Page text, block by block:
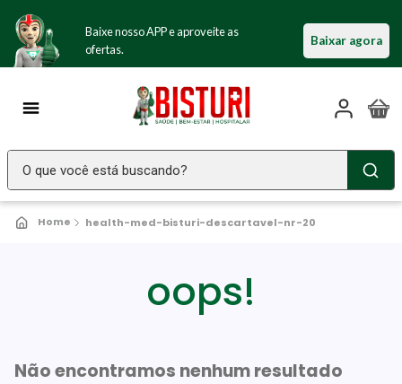
Baixe nosso APP e aproveite as
ofertas.
Baixar agora
O que você está buscando?
health-med-bisturi-descartavel-nr-20
oops!
Não encontramos nenhum resultado
5º Aparelho Pressão